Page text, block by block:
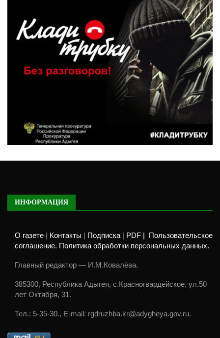
ИНФОРМАЦИЯ
О газете Контакты Подписка PDF |
Пользовательское
соглашение. Политика обработки персональных данных.
Главный редактор — И.М.Ковалёва.
385300, Республика Адыгея, с.Красногвардейское, ул.50
лет Октября, 31.
Тел.: 5-35-30., E-mail: rgdruzhba.kr@adygheya.gov.ru.